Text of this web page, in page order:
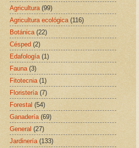
Agricultura (99)
Agricultura ecológica (116)
Botánica (22)
Césped (2)
Edafología (1)
Fauna (3)
Fitotecnia (1)
Floristería (7)
Forestal (54)
Ganadería (69)
General (27)
Jardinería (133)